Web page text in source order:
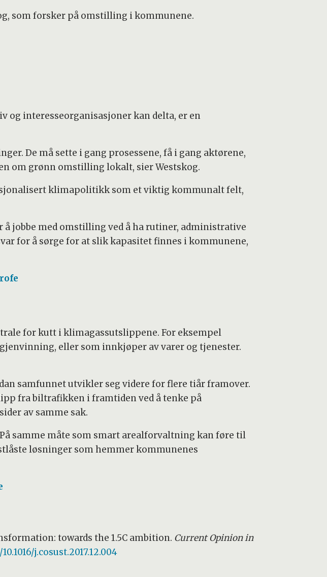
som forsker på omstilling i kommunene.
interesseorganisasjoner kan delta, er en
De må sette i gang prosessene, få i gang aktørene,
om grønn omstilling lokalt, sier Westskog.
klimapolitikk som et viktig kommunalt felt,
jobbe med omstilling ved å ha rutiner, administrative
for å sørge for at slik kapasitet finnes i kommunene,
for kutt i klimagassutslippene. For eksempel
eller som innkjøper av varer og tjenester.
samfunnet utvikler seg videre for flere tiår framover.
fra biltrafikken i framtiden ved å tenke på
av samme sak.
samme måte som smart arealforvaltning kan føre til
løsninger som hemmer kommunenes
towards the 1.5C ambition. Current Opinion in
j.cosust.2017.12.004